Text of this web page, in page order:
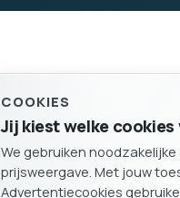
Verlovingsringen
Parels
Uurwerken
COOKIES
Jij kiest welke
We gebruiken
prijsweergave. Met jouw
Advertentiecookies